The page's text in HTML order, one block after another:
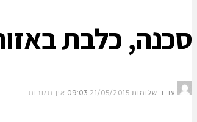
סכנה, כלבת
עודד שלומות 21/05/2015
09:03 אין תגובות